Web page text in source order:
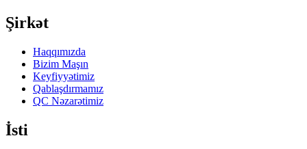
Şirkət
Haqqımızda
Bizim Maşın
Keyfiyyətimiz
Qablaşdırmamız
QC Nəzarətimiz
İsti